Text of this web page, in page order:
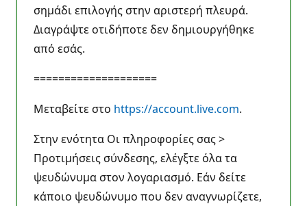
σημάδι επιλογής στην αριστερή πλευρά.
Διαγράψτε οτιδήποτε δεν δημιουργήθηκε
από εσάς.
====================
Μεταβείτε στο https://account.live.com.
Στην ενότητα Οι πληροφορίες σας >
Προτιμήσεις σύνδεσης, ελέγξτε όλα τα
ψευδώνυμα στον λογαριασμό. Εάν δείτε
κάποιο ψευδώνυμο που δεν αναγνωρίζετε,